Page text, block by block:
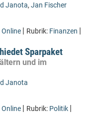
Janota, Jan Fischer
| Rubrik: Finanzen |
Sparpaket
und im
Janota
| Rubrik: Politik |